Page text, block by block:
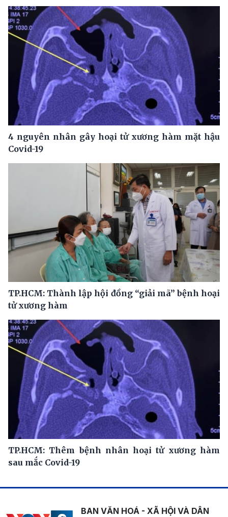
4 nguyên nhân gây hoại tử xương hàm mặt hậu
Covid-19
TP.HCM: Thành lập hội đồng “giải mã” bệnh hoại
tử xương hàm
TP.HCM: Thêm bệnh nhân hoại tử xương hàm
sau mắc Covid-19
BAN VĂN HOÁ - XÃ HỘI VÀ DÂN